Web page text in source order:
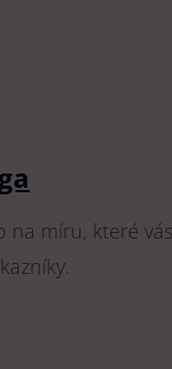
na míru, které